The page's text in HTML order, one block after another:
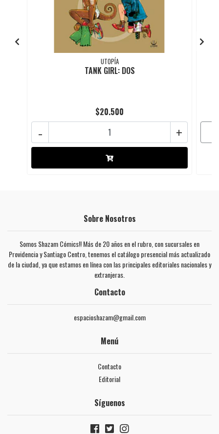
UTOPÍA
TANK GIRL: DOS
$20.500
+
-
Sobre Nosotros
Somos Shazam Cómics!! Más de 20 años en el rubro, con sucursales en
Providencia y Santiago Centro, tenemos el catálogo presencial más actualizado
de la ciudad, ya que estamos en línea con las principales editoriales nacionales y
extranjeras.
Contacto
espacioshazam@gmail.com
Menú
Contacto
Editorial
Síguenos